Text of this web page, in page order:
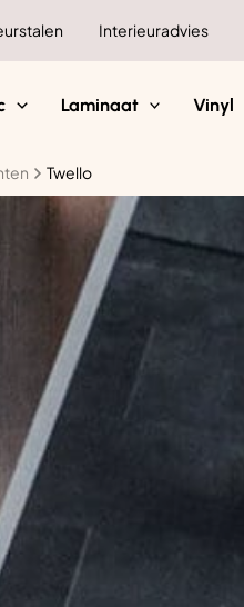
Interieuradvies
Laminaat Vinyl
Twello